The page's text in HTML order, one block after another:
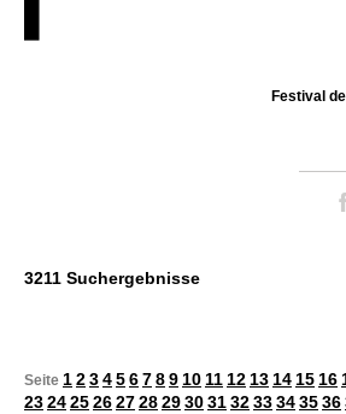
Festival
3211 Suchergebnisse
Seite 123456789 10 11 12 13 14 15 16
2324252627282930313233343536